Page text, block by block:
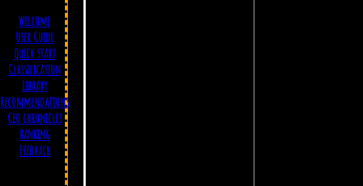
Welcome
User Guide
Quick start
Classification
Library
Recommendations
Geo chronicles
Ranking
Feedback